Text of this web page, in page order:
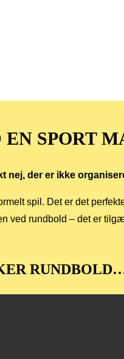
EN SPORT
nej, der er ikke
spil. Det er det
ved rundbold – det er